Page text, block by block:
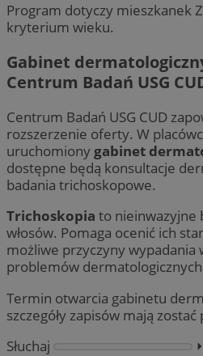
Program dotyczy mieszkanek
kryterium wieku.
Gabinet
Centrum Badań USG
Centrum Badań USG CUD
rozszerzenie oferty. W
uruchomiony gabinet
dostępne będą konsultacje
badania trichoskopowe.
Trichoskopia to nieinwazyjne
włosów. Pomaga ocenić ich
możliwe przyczyny wypadania
problemów
Termin otwarcia gabinetu
szczegóły zapisów mają
Słuchaj
⏵︎